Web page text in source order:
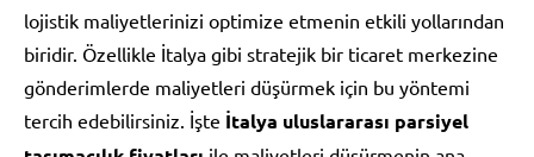
lojistik maliyetlerinizi optimize etmenin etkili yollarından
biridir. Özellikle İtalya gibi stratejik bir ticaret merkezine
gönderimlerde maliyetleri düşürmek için bu yöntemi
tercih edebilirsiniz. İşte İtalya uluslararası parsiyel